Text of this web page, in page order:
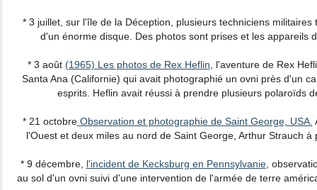
* 3 juillet, sur l'île de la Déception, plusieurs techniciens
d'un énorme disque. Des photos sont prises et les appareils
* 3 août (1965) Les photos de Rex Heflin , l'aventure de Rex
Santa Ana (Californie) qui avait photographié un ovni près d'un
esprits. Heflin avait réussi à prendre plusieurs polaroïds
* 21 octobreObservation et photographie de Saint George, USA.
l'Ouest et deux miles au nord de Saint George, Arthur Strauch
* 9 décembre, l'incident de Kecksburg en Pennsylvanie,
au sol d'un ovni suivi d'une intervention de l'armée de terre